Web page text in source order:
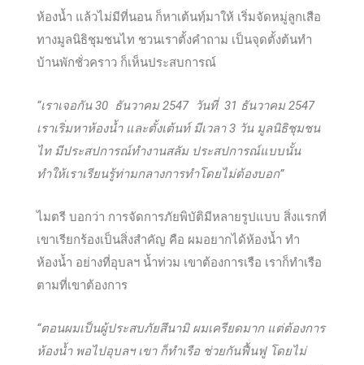
ห้องน้ำ แล้วไม่มีที่นอน ก็หาเต้นท์ฺมาให้ เริ่มจัดหมู่ลูกเสือ
ทางมูลนิธิชุมชนไท ชวนเราตั้งคำถาม เป็นจุดตั้งต้นทำ
บ้านพักชั่วคราว ก็เห็นประสบการณ์
“เราเจอกัน 30 ธันวาคม 2547 วันที่ 31 ธันวาคม 2547
เราเริ่มหาห้องน้ำ และตั้งเต้นท์ มีเวลา 3 วัน มูลนิธิชุมชน
ไท มีประสปการณ์ทำงานสลัม ประสปการณ์แบบนั้น
ทำให้เราเรียนรู้ท่ามกลางการทำโดยไม่ต้องบอก”
ไมตรี บอกว่า การจัดการภัยพิบัติมีหลายรูปแบบ สิ่งแรกที่
เขาเรียกร้องเป็นสิ่งสำคัญ คือ ผมอยากได้ห้องน้ำ ทำ
ห้องน้ำ อย่างที่อุบลฯ น้ำท่วม เขาต้องการเรือ เราก็ทำเรือ
ตามที่เขาต้องการ
“ตอนผมเป็นผู้ประสบภัยสึนามิ ผมเครียดมาก แต่ต้องการ
ห้องน้ำ พอไปอุบลฯ เขา ก็ทำเรือ ช่วยกันฟื้นฟู โดยไม่